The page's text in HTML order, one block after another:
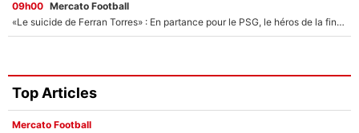
09h00 Mercato Football
«Le suicide de Ferran Torres» : En partance pour le PSG, le héros de la finale de la Coupe du monde s'attire les foudres de la presse espagnole !
Top Articles
Mercato Football